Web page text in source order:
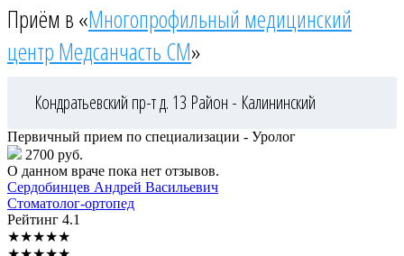
Приём в «Многопрофильный медицинский
центр Медсанчасть СМ»
Кондратьевский пр-т д. 13 Район - Калининский
Первичный прием по специализации - Уролог
2700 руб.
О данном враче пока нет отзывов.
Сердобинцев Андрей Васильевич
Стоматолог-ортопед
Рейтинг 4.1
★★★★★